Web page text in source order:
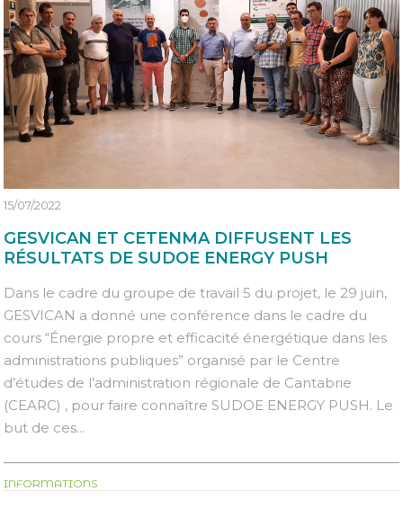
15/07/2022
GESVICAN ET CETENMA DIFFUSENT LES
RÉSULTATS DE SUDOE ENERGY PUSH
Dans le cadre du groupe de travail 5 du projet, le 29 juin,
GESVICAN a donné une conférence dans le cadre du
cours “Énergie propre et efficacité énergétique dans les
administrations publiques” organisé par le Centre
d’études de l’administration régionale de Cantabrie
(CEARC) , pour faire connaître SUDOE ENERGY PUSH. Le
but de ces...
INFORMATIONS